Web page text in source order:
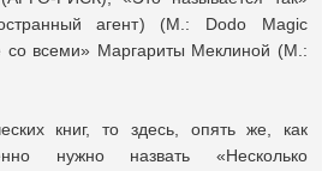
агент) (М.: Dodo Magic
со всеми» Маргариты Меклиной (М.:
книг, то здесь, опять же, как
нужно назвать «Несколько